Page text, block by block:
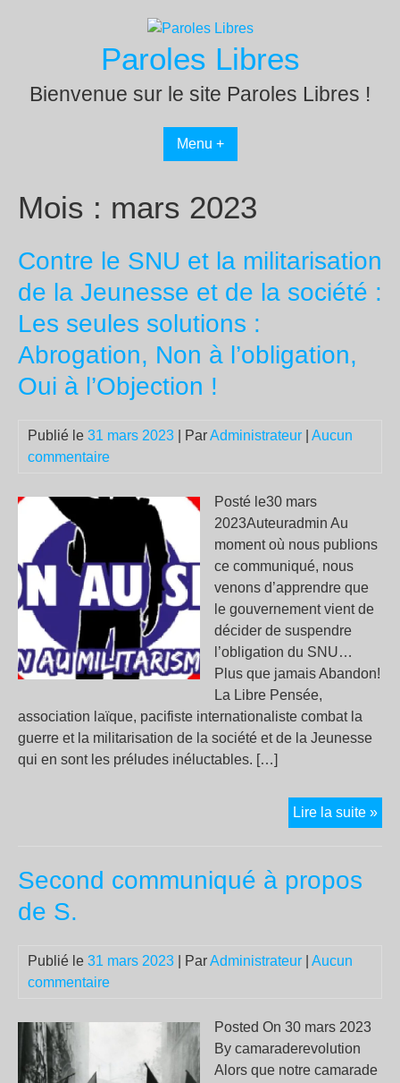
Paroles Libres
Bienvenue sur le site Paroles Libres !
Menu +
Mois : mars 2023
Contre le SNU et la militarisation
de la Jeunesse et de la société :
Les seules solutions :
Abrogation, Non à l’obligation,
Oui à l’Objection !
Publié le 31 mars 2023 | ParAdministrateur
Aucun
commentaire
Posté le30 mars
2023Auteuradmin Au
moment où nous publions
ce communiqué, nous
venons d’apprendre que
le gouvernement vient de
décider de suspendre
l’obligation du SNU…
Plus que jamais Abandon!
La Libre Pensée,
association laïque, pacifiste internationaliste combat la
guerre et la militarisation de la société et de la Jeunesse
qui en sont les préludes inéluctables. […]
Lire la suite »
le
Second communiqué à propos
de S.
Publié le 31 mars 2023 | ParAdministrateur
Aucun
commentaire
Posted On 30 mars 2023
By camaraderevolution
Alors que notre camarade